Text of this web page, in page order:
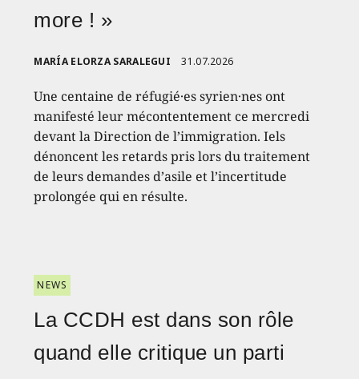
more ! »
MARÍA ELORZA SARALEGUI 31.07.2026
Une centaine de réfugié·es syrien·nes ont
manifesté leur mécontentement ce mercredi
devant la Direction de l’immigration. Iels
dénoncent les retards pris lors du traitement
de leurs demandes d’asile et l’incertitude
prolongée qui en résulte.
NEWS
La CCDH est dans son rôle
quand elle critique un parti